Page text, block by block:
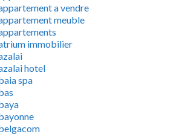
a vendre
meuble
immobilier
hotel
spa